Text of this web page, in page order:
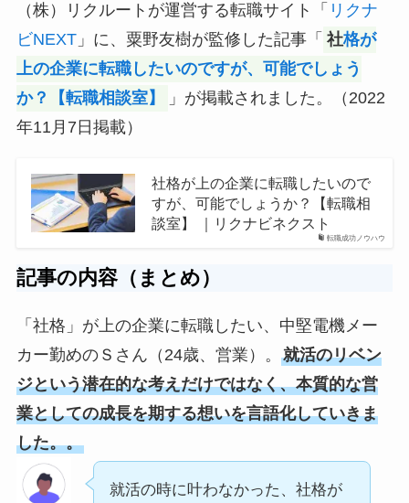
（株）リクルートが運営する転職サイト「 リクナ
ビNEXT」に、粟野友樹が監修した記事「 社格が
上の企業に転職したいのですが、可能でしょう
か？【転職相談室】
」が掲載されました。（2022
年11月7日掲載）
転職成功ノウハウ
社格が上の企業に転職したいので
すが、可能でしょうか？【転職相
談室】 ｜リクナビネクスト
記事の内容（まとめ）
「社格」が上の企業に転職したい、中堅電機メー
カー勤めのＳさん（24歳、営業）。 就活のリベン
ジという潜在的な考えだけではなく、本質的な営
業としての成長を期する想いを言語化していきま
した。。
就活の時に叶わなかった、社格が